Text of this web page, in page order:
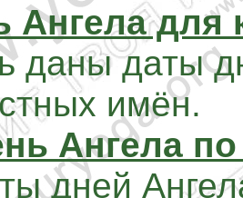
Ангела для
даны даты
имён.
Ангела
дней